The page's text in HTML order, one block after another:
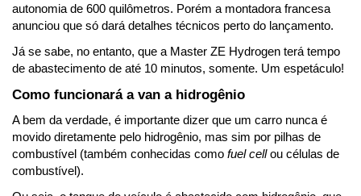
autonomia de 600 quilômetros. Porém a montadora francesa
anunciou que só dará detalhes técnicos perto do lançamento.
Já se sabe, no entanto, que a Master ZE Hydrogen terá tempo
de abastecimento de até 10 minutos, somente. Um espetáculo!
Como funcionará a van a hidrogênio
A bem da verdade, é importante dizer que um carro nunca é
movido diretamente pelo hidrogênio, mas sim por pilhas de
combustível (também conhecidas como fuel cell ou células de
combustível).